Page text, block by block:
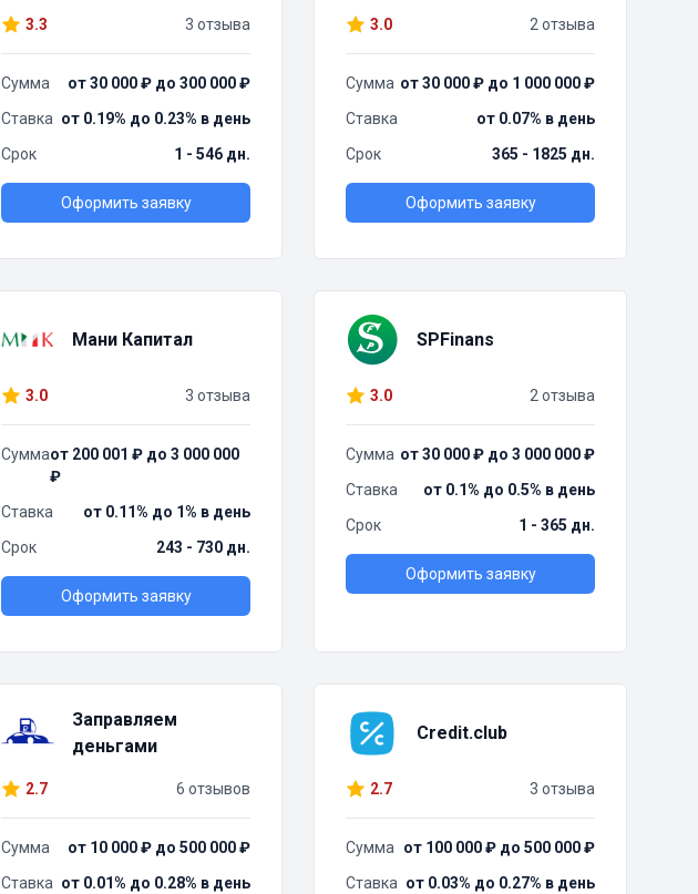
3.3 3 отзыва
Сумма
от 30 000 ₽ до 300 000 ₽
Ставка от 0.19% до 0.23% в день
Срок
1 - 546 дн.
Оформить заявку
3.0 2 отзыва
Сумма от 30 000 ₽ до 1 000 000 ₽
Ставка
от 0.07% в день
Срок
365 - 1825 дн.
Оформить заявку
Мани Капитал
3.0 3 отзыва
Суммаот 200 001 ₽ до 3 000 000
₽
Ставка
от 0.11% до 1% в день
Срок
243 - 730 дн.
Оформить заявку
SPFinans
3.0 2 отзыва
Сумма от 30 000 ₽ до 3 000 000 ₽
Ставка
от 0.1% до 0.5% в день
Срок
1 - 365 дн.
Оформить заявку
Заправляем
деньгами
2.7 6 отзывов
Сумма
от 10 000 ₽ до 500 000 ₽
Ставка от 0.01% до 0.28% в день
Credit.club
2.7 3 отзыва
Сумма
от 100 000 ₽ до 500 000 ₽
Ставка от 0.03% до 0.27% в день